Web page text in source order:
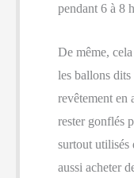
pendant 6 à 8
De même,
les ballons
revêtement en
rester gonflés
surtout utilisés
aussi acheter